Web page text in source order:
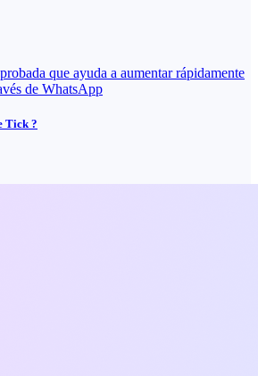
que ayuda a aumentar rápidamente
de WhatsApp
Tick ?